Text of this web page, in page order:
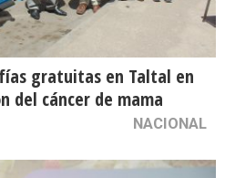
gratuitas en Taltal en
del cáncer de mama
NACIONAL